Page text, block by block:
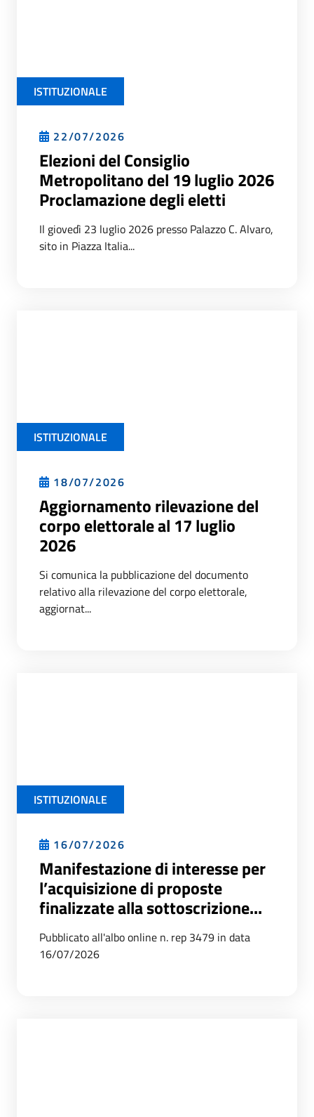
ISTITUZIONALE
22/07/2026
Elezioni del Consiglio
Metropolitano del 19 luglio 2026
Proclamazione degli eletti
Il giovedì 23 luglio 2026 presso Palazzo C. Alvaro,
sito in Piazza Italia...
ISTITUZIONALE
18/07/2026
Aggiornamento rilevazione del
corpo elettorale al 17 luglio
2026
Si comunica la pubblicazione del documento
relativo alla rilevazione del corpo elettorale,
aggiornat...
ISTITUZIONALE
16/07/2026
Manifestazione di interesse per
l’acquisizione di proposte
finalizzate alla sottoscrizione...
Pubblicato all'albo online n. rep 3479 in data
16/07/2026